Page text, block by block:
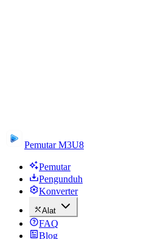
Pemutar M3U8
Pemutar
Pengunduh
Konverter
Alat
FAQ
Blog